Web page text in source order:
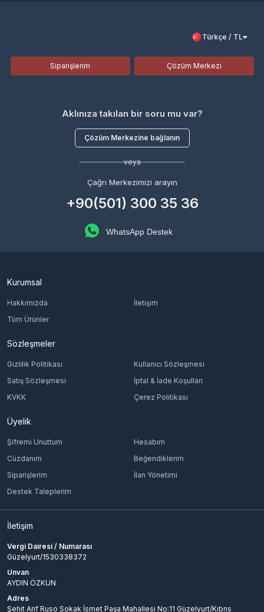
Türkçe / TL
Siparişlerim Çözüm Merkezi
Aklınıza takılan bir soru mu var?
Çözüm Merkezine bağlanın
veya
Çağrı Merkezimizi arayın
+90(501) 300 35 36
WhatsApp Destek
Kurumsal
Hakkımızda
İletişim
Tüm Ürünler
Sözleşmeler
Gizlilik Politikası
Kullanıcı Sözleşmesi
Satış Sözleşmesi
İptal & İade Koşulları
KVKK
Çerez Politikası
Üyelik
Şifremi Unuttum
Hesabım
Cüzdanım
Beğendiklerim
Siparişlerim
İlan Yönetimi
Destek Taleplerim
İletişim
Vergi Dairesi / Numarası
Güzelyurt/1530338372
Unvan
AYDIN ÖZKUN
Adres
Şehit Arif Ruso Sokak İsmet Paşa Mahallesi No:11 Güzelyurt/Kıbrıs